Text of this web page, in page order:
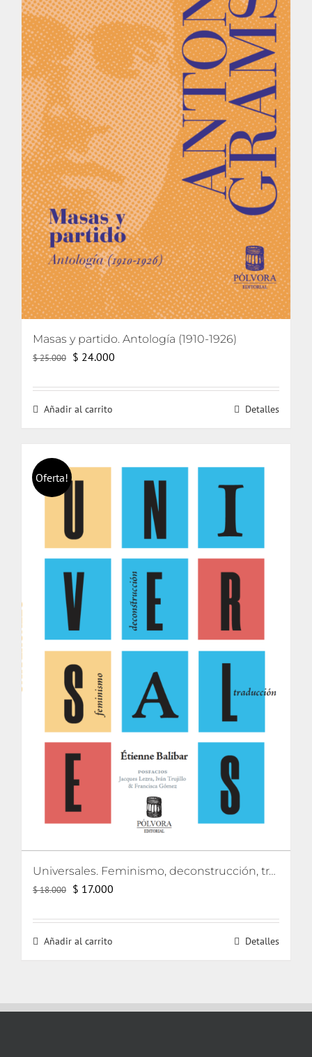
Masas y partido. Antología (1910-1926)
$25.000 El
original
era:
$ 24.000
actual
Añadir al carrito Detalles
Oferta!
Universales. Feminismo, deconstrucción, traducción
$18.000 El
original
era:
$ 17.000
actual
Añadir al carrito Detalles